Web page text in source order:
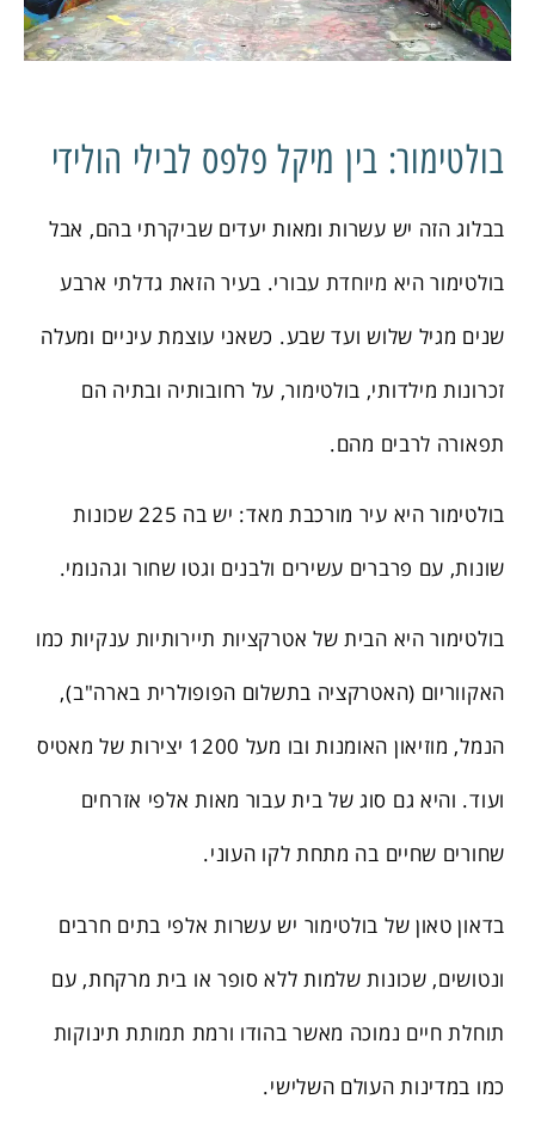
בולטימור: בין מיקל פלפס לבילי הולידי
בבלוג הזה יש עשרות ומאות יעדים שביקרתי בהם, אבל
בולטימור היא מיוחדת עבורי. בעיר הזאת גדלתי ארבע
שנים מגיל שלוש ועד שבע. כשאני עוצמת עיניים ומעלה
זכרונות מילדותי, בולטימור, על רחובותיה ובתיה הם
תפאורה לרבים מהם.
בולטימור היא עיר מורכבת מאד: יש בה 225 שכונות
שונות, עם פרברים עשירים ולבנים וגטו שחור וגהנומי.
בולטימור היא הבית של אטרקציות תיירותיות ענקיות כמו
האקווריום (האטרקציה בתשלום הפופולרית בארה"ב),
הנמל, מוזיאון האומנות ובו מעל 1200 יצירות של מאטיס
ועוד. והיא גם סוג של בית עבור מאות אלפי אזרחים
שחורים שחיים בה מתחת לקו העוני.
בדאון טאון של בולטימור יש עשרות אלפי בתים חרבים
ונטושים, שכונות שלמות ללא סופר או בית מרקחת, עם
תוחלת חיים נמוכה מאשר בהודו ורמת תמותת תינוקות
כמו במדינות העולם השלישי.